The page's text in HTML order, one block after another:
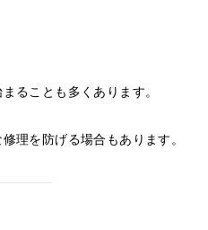
ることも多くあります。
理を防げる場合もあります。